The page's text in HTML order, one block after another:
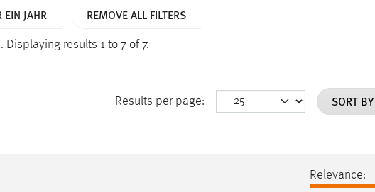
EIN JAHR REMOVE ALL FILTERS
Displaying results 1 to 7 of 7.
Results per page: SORT BY
Relevance: